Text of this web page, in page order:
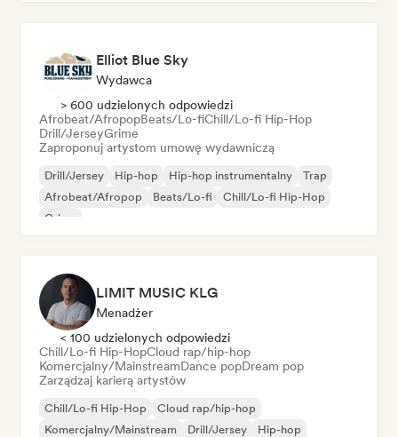
Elliot Blue Sky
Wydawca
> 600 udzielonych odpowiedzi
Afrobeat/AfropopBeats/Lo-fiChill/Lo-fi Hip-Hop
Drill/JerseyGrime
Zaproponuj artystom umowę wydawniczą
Drill/Jersey Hip-hop Hip-hop instrumentalny
Trap
Afrobeat/Afropop
Beats/Lo-fi
Chill/Lo-fi Hip-Hop
Grime
LIMIT MUSIC KLG
Menadżer
< 100 udzielonych odpowiedzi
Chill/Lo-fi Hip-HopCloud rap/hip-hop
Komercjalny/MainstreamDance popDream pop
Zarządzaj karierą artystów
Chill/Lo-fi Hip-Hop
Cloud rap/hip-hop
Komercjalny/Mainstream
Drill/Jersey
Hip-hop